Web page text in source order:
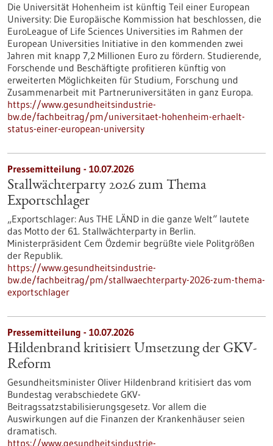
Die Universität Hohenheim ist künftig Teil einer European
University: Die Europäische Kommission hat beschlossen, die
EuroLeague of Life Sciences Universities im Rahmen der
European Universities Initiative in den kommenden zwei
Jahren mit knapp 7,2 Millionen Euro zu fördern. Studierende,
Forschende und Beschäftigte profitieren künftig von
erweiterten Möglichkeiten für Studium, Forschung und
Zusammenarbeit mit Partneruniversitäten in ganz Europa.
https://www.gesundheitsindustrie-
bw.de/fachbeitrag/pm/universitaet-hohenheim-erhaelt-
status-einer-european-university
Pressemitteilung - 10.07.2026
Stallwächterparty 2026 zum Thema
Exportschlager
„Exportschlager: Aus THE LÄND in die ganze Welt“ lautete
das Motto der 61. Stallwächterparty in Berlin.
Ministerpräsident Cem Özdemir begrüßte viele Politgrößen
der Republik.
https://www.gesundheitsindustrie-
bw.de/fachbeitrag/pm/stallwaechterparty-2026-zum-thema-
exportschlager
Pressemitteilung - 10.07.2026
Hildenbrand kritisiert Umsetzung der GKV-
Reform
Gesundheitsminister Oliver Hildenbrand kritisiert das vom
Bundestag verabschiedete GKV-
Beitragssatzstabilisierungsgesetz. Vor allem die
Auswirkungen auf die Finanzen der Krankenhäuser seien
dramatisch.
https://www.gesundheitsindustrie-